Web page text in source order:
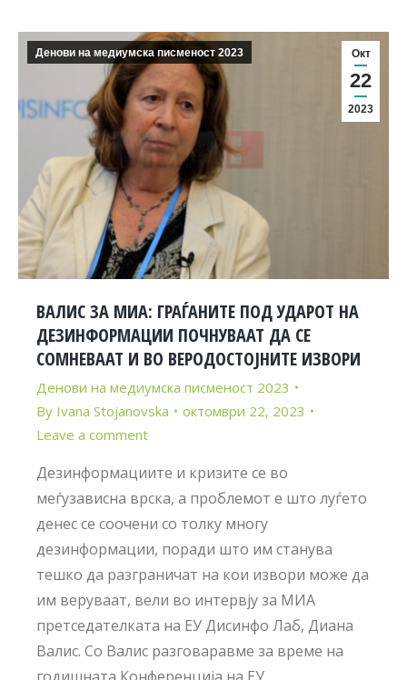
Окт
22
2023
Денови на медиумска писменост 2023
ВАЛИС ЗА МИА: ГРАЃАНИТЕ ПОД УДАРОТ НА
ДЕЗИНФОРМАЦИИ ПОЧНУВААТ ДА СЕ
СОМНЕВААТ И ВО ВЕРОДОСТОЈНИТЕ ИЗВОРИ
Денови на медиумска писменост 2023
By Ivana Stojanovska
октомври 22, 2023
Leave a comment
Дезинформациите и кризите се во
меѓузависна врска, а проблемот е што луѓето
денес се соочени со толку многу
дезинформации, поради што им станува
тешко да разграничат на кои извори може да
им веруваат, вели во интервју за МИА
претседателката на ЕУ Дисинфо Лаб, Диана
Валис. Со Валис разговаравме за време на